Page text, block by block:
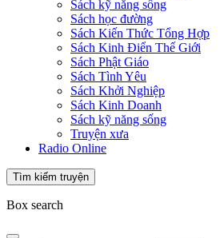
Sách kỹ năng sống
Sách học đường
Sách Kiến Thức Tổng Hợp
Sách Kinh Điển Thế Giới
Sách Phật Giáo
Sách Tình Yêu
Sách Khởi Nghiệp
Sách Kinh Doanh
Sách kỹ năng sống
Truyện xưa
Radio Online
Tìm kiếm truyện
Box search